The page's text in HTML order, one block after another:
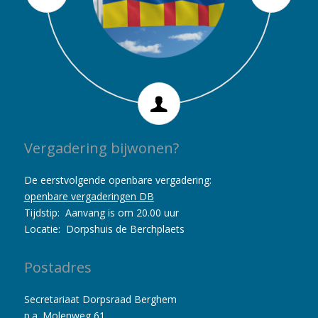
waarvan 1.122 land en 4 water (100
hectare is 1 km2)
4.295 huishoudens en er zijn in totaal
4.273 woningen
op 1 januari in het bevolkingsregister
vastgelegd
volgens metingen in augustus 2023 in
de woonplaats Berghem
Vergadering bijwonen?
De eerstvolgende openbare vergadering:
openbare vergaderingen DB
Tijdstip: Aanvang is om 20.00 uur
Locatie: Dorpshuis de Berchplaets
Postadres
Secretariaat Dorpsraad Berghem